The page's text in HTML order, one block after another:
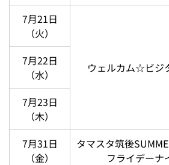
7月21日
（火）
ウェルカム☆ビジ
7月22日
（水）
7月23日
（木）
7月31日
（金）
タマスタ筑後
フライデーナ